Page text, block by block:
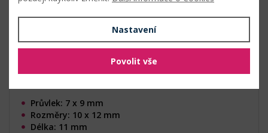
Průvlek: 7 x 9 mm
Rozměry: 10 x 12 mm
Délka: 11 mm
Nastavení
Povolit vše